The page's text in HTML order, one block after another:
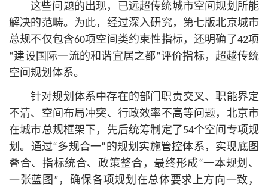
这些问题的出现，已远超传统城市空间规划所能
解决的范畴。为此，经过深入研究，第七版北京城市
总规不仅包含60项空间类约束性指标，还明确了42项
“建设国际一流的和谐宜居之都”评价指标，超越传统
空间规划体系。
针对规划体系中存在的部门职责交叉、职能界定
不清、空间布局冲突、行政效率不高等问题，北京市
在城市总规框架下，先后统筹制定了54个空间专项规
划。通过“多规合一”的规划实施管控体系，实现底图
叠合、指标统合、政策整合，最终形成“一本规划、
一张蓝图”，确保各项规划在总体要求上方向一致，